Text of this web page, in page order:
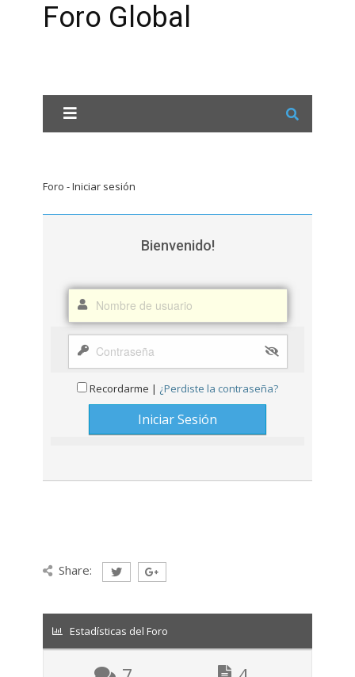
Foro Global
Foro - Iniciar sesión
Bienvenido!
Recordarme | ¿Perdiste la contraseña?
Share:
Estadísticas del Foro